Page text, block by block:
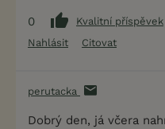
0
Kvalitní příspěvek
Nahlásit
Citovat
perutacka
Dobrý den, já včera